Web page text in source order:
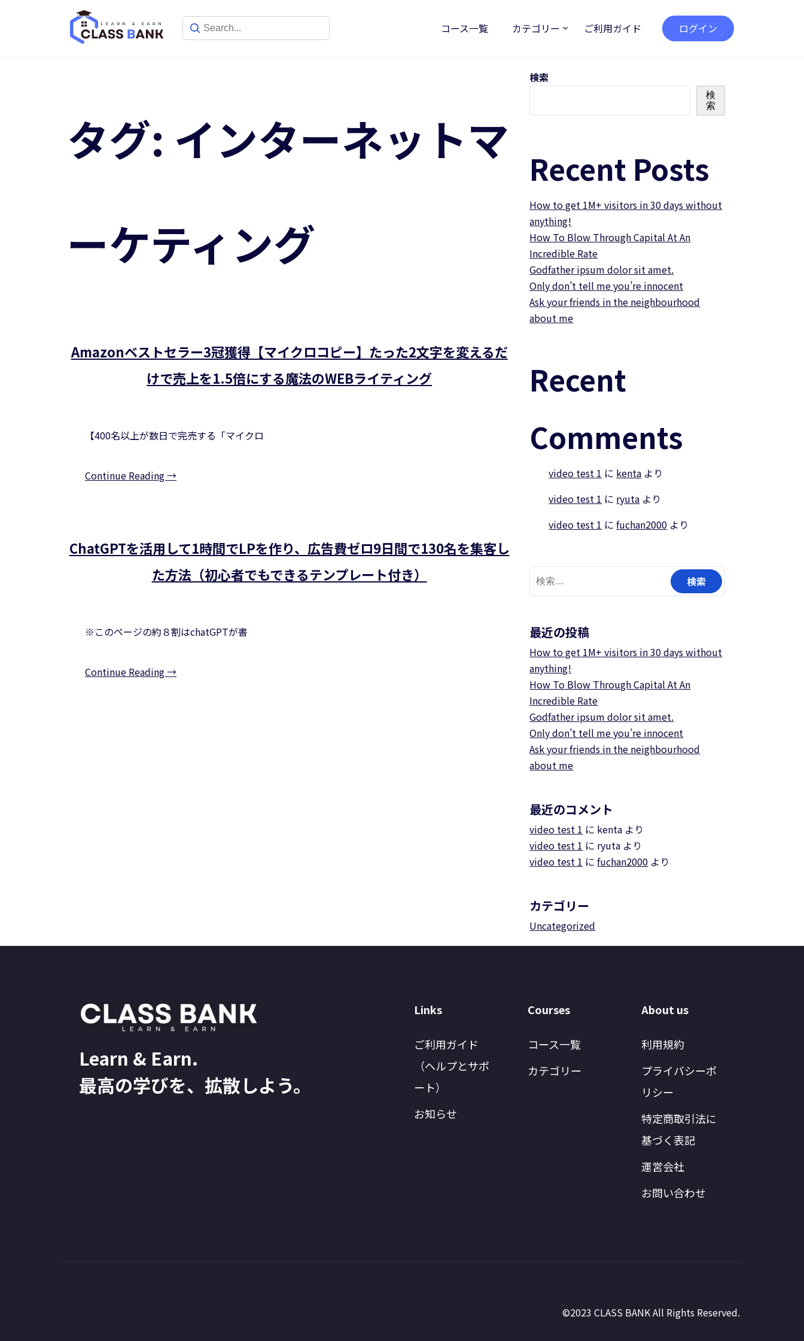
コース一覧 カテゴリー ご利用ガイド ログイン
タグ: インターネットマ
ーケティング
Amazonベストセラー3冠獲得【マイクロコピー】たった2文字を変えるだ
けで売上を1.5倍にする魔法のWEBライティング
【400名以上が数日で完売する「マイクロ
Continue Reading →
ChatGPTを活用して1時間でLPを作り、広告費ゼロ9日間で130名を集客し
た方法（初心者でもできるテンプレート付き）
※このページの約８割はchatGPTが書
Continue Reading →
検索
検
索
Recent Posts
How to get 1M+ visitors in 30 days without
anything!
How To Blow Through Capital At An
Incredible Rate
Godfather ipsum dolor sit amet.
Only don’t tell me you’re innocent
Ask your friends in the neighbourhood
about me
Recent
Comments
video test 1 に kenta より
video test 1 に ryuta より
video test 1 にfuchan2000 より
検
索:
最近の投稿
How to get 1M+ visitors in 30 days without
anything!
How To Blow Through Capital At An
Incredible Rate
Godfather ipsum dolor sit amet.
Only don’t tell me you’re innocent
Ask your friends in the neighbourhood
about me
最近のコメント
video test 1 に kenta より
video test 1 に ryuta より
video test 1 にfuchan2000 より
カテゴリー
Uncategorized
Learn & Earn.
最高の学びを、拡散しよう。
Links
ご利用ガイド
（ヘルプとサポ
ート）
お知らせ
Courses
コース一覧
カテゴリー
About us
利用規約
プライバシーポ
リシー
特定商取引法に
基づく表記
運営会社
お問い合わせ
©2023 CLASS BANK All Rights Reserved.